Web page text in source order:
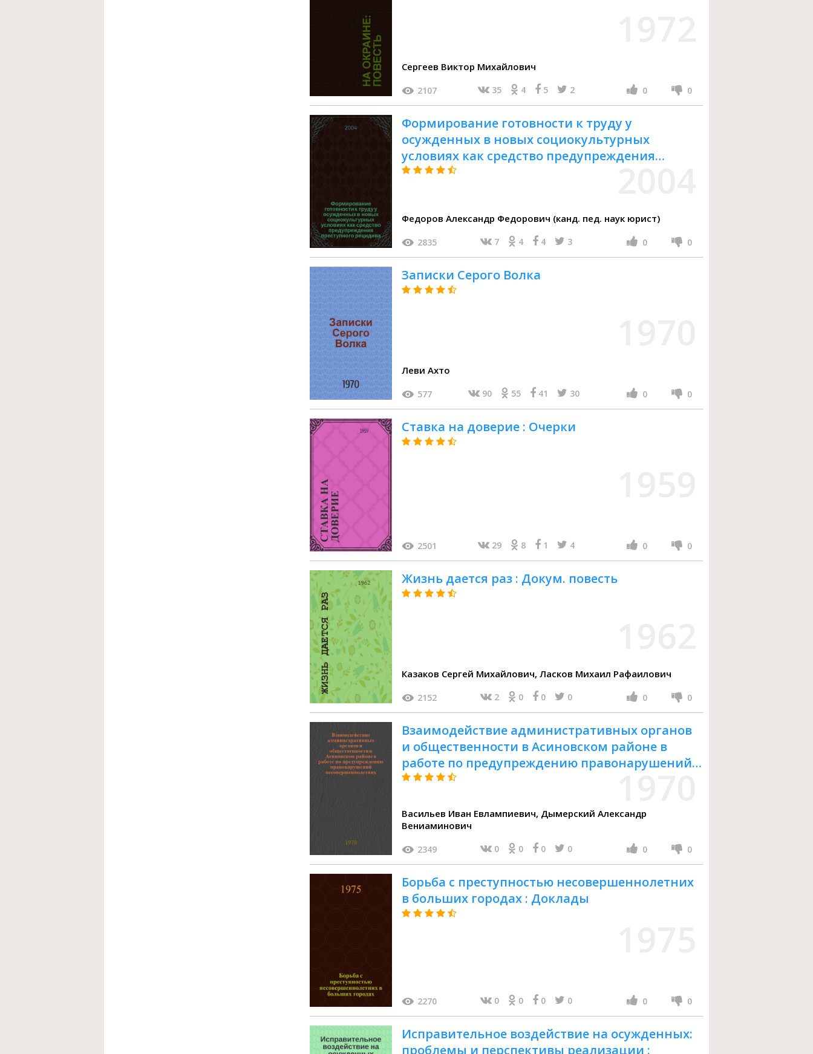
Сергеев Виктор Михайлович
2107 35 4 5 2 0 0
Формирование готовности к труду у
осужденных в новых социокультурных
условиях как средство предупреждения
преступного рецидива : монография
Федоров Александр Федорович (канд. пед. наук юрист)
2835 7 4 4 3 0 0
Записки Серого Волка
Леви Ахто
577 90 55 41 30 0 0
Ставка на доверие : Очерки
2501 29 8 1 4 0 0
Жизнь дается раз : Докум. повесть
Казаков Сергей Михайлович, Ласков Михаил Рафаилович
2152 2 0 0 0 0 0
Взаимодействие административных органов
и общественности в Асиновском районе в
работе по предупреждению правонарушений
несовершеннолетних
Васильев Иван Евлампиевич, Дымерский Александр
Вениаминович
2349 0 0 0 0 0 0
Борьба с преступностью несовершеннолетних
в больших городах : Доклады
2270 0 0 0 0 0 0
Исправительное воздействие на осужденных:
проблемы и перспективы реализации :